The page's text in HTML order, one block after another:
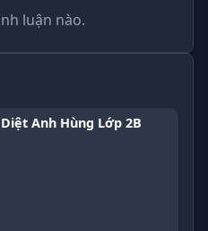
luận nào.
Anh Hùng Lớp 2B